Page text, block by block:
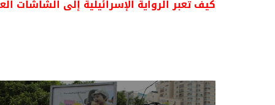
كيف تعبر الرواية الإسرائيلية إلى الشاشات